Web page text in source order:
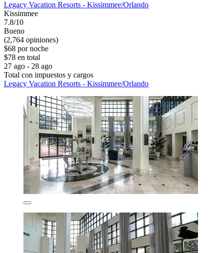
Legacy Vacation Resorts - Kissimmee/Orlando
Kissimmee
7.8/10
Bueno
(2,764 opiniones)
$68 por noche
$78 en total
27 ago - 28 ago
Total con impuestos y cargos
Legacy Vacation Resorts - Kissimmee/Orlando